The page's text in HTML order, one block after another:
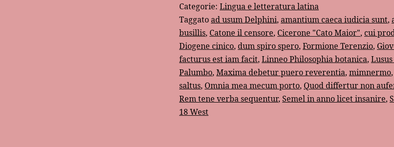
Categorie: Lingua e letteratura latina
Taggatoad usum Delphini, amantium caeca iudicia sunt,
busillis, Catone il censore, Cicerone "Cato Maior", cui
Diogene cinico, dum spiro spero, Formione Terenzio,
facturus est iam facit, Linneo Philosophia botanica,
Palumbo, Maxima debetur puero reverentia, mimnermo,
saltus, Omnia mea mecum porto, Quod differtur non
Rem tene verba sequentur, Semel in anno licet insanire,
18 West